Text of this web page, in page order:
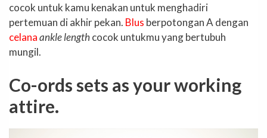
cocok untuk kamu kenakan untuk menghadiri
pertemuan di akhir pekan. Blus berpotongan A dengan
celanaankle lengthcocok untukmu yang bertubuh
mungil.
Co-ords sets as your working
attire.